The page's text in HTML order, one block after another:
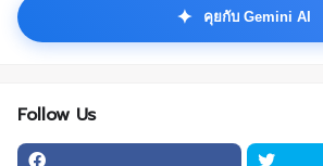
✦ คุยกับ Gemini AI
Follow Us